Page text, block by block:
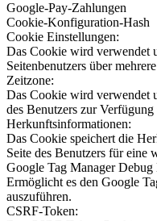
Google-Pay-Zahlungen
Cookie-Konfiguration-Hash
Cookie Einstellungen:
Das Cookie wird verwendet
Seitenbenutzers über
Zeitzone:
Das Cookie wird verwendet
des Benutzers zur Verfügung
Herkunftsinformationen:
Das Cookie speichert die
Seite des Benutzers für eine
Google Tag Manager Debug
Ermöglicht es den Google
auszuführen.
CSRF-Token: